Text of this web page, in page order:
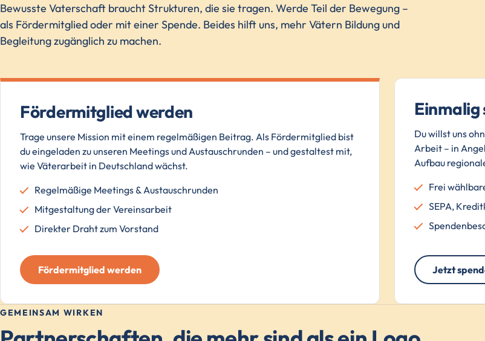
Bewusste Vaterschaft braucht Strukturen, die sie tragen. Werde Teil der Bewegung –
als Fördermitglied oder mit einer Spende. Beides hilft uns, mehr Vätern Bildung und
Begleitung zugänglich zu machen.
Fördermitglied werden
Trage unsere Mission mit einem regelmäßigen Beitrag. Als Fördermitglied bist
du eingeladen zu unseren Meetings und Austauschrunden – und gestaltest mit,
wie Väterarbeit in Deutschland wächst.
Regelmäßige Meetings & Austauschrunden
Mitgestaltung der Vereinsarbeit
Direkter Draht zum Vorstand
Fördermitglied werden
Einmalig
Du willst uns
Arbeit – in
Aufbau
Frei
SEPA,
Jetzt
GEMEINSAM WIRKEN